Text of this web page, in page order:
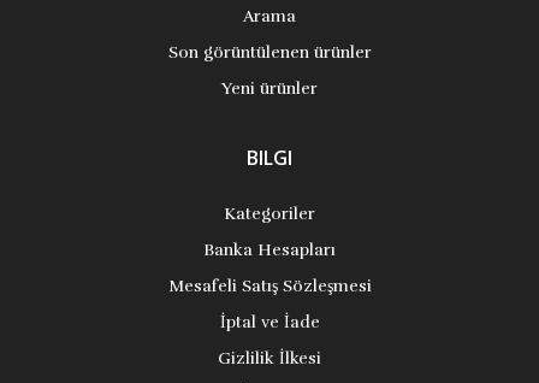
Arama
Son görüntülenen ürünler
Yeni ürünler
BILGI
Kategoriler
Banka Hesapları
Mesafeli Satış Sözleşmesi
İptal ve İade
Gizlilik İlkesi